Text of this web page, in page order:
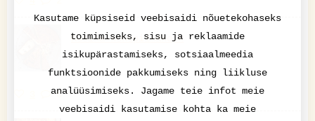
Rosina-kohupiimakook
6
Kasutame küpsiseid veebisaidi nõuetekohaseks
toimimiseks, sisu ja reklaamide
isikupärastamiseks, sotsiaalmeedia
funktsioonide pakkumiseks ning liikluse
analüüsimiseks. Jagame teie infot meie
veebisaidi kasutamise kohta ka meie